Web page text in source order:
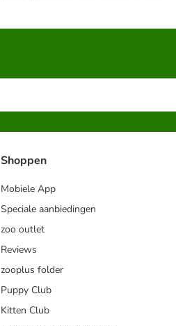
Shoppen
Mobiele App
Speciale aanbiedingen
zoo outlet
Reviews
zooplus folder
Puppy Club
Kitten Club